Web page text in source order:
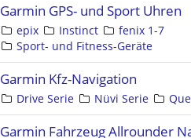
Garmin GPS- und Sport Uhren
epix Instinct
fenix 1-7
Sport- und Fitness-Geräte
Garmin Kfz-Navigation
Drive Serie Nüvi Serie
Garmin Fahrzeug Allrounder